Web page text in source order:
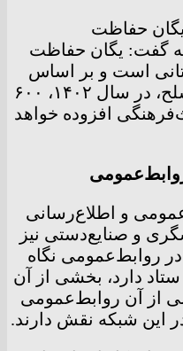
یگان حفاظت
گفت: یگان حفاظت
است و بر اساس
مجوز از ستادکل نیروهای مسلح، در سال ۱۴۰۲، ۶۰۰
افزوده خواهد
و اطلاع‌رسانی
و صنایع‌دستی نیز
روابط‌عمومی نگاه
دارد، بخشی از آن
از آن روابط‌عمومی
این شبکه نقش دارند.